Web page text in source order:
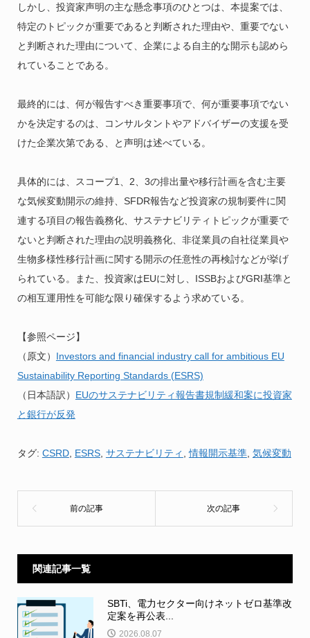
しかし、投資家声明の主な懸念事項のひとつは、本提案では、
特定のトピックが重要であると判断された理由や、重要でない
と判断された理由について、企業による自主的な開示も認めら
れていることである。
最終的には、何が報告すべき重要事項で、何が重要事項でない
かを決定するのは、コンサルタントやアドバイザーの支援を受
けた企業次第である、と声明は述べている。
具体的には、スコープ1、2、3の排出量や移行計画を含む主要
な気候変動開示の維持、SFDR報告など投資家の規制要件に関
連する項目の報告義務化、サステナビリティトピックが重要で
ないと判断された理由の説明義務化、非従業員の自社従業員や
生物多様性移行計画に関する開示の任意性の再検討などが挙げ
られている。また、投資家はEUに対し、ISSBおよびGRI基準と
の相互運用性を可能な限り確保するよう求めている。
【参照ページ】
（原文） Investors and financial industry call for ambitious EU
Sustainability Reporting Standards (ESRS)
（日本語訳） EUのサステナビリティ報告書規制緩和案に投資家
と銀行が反発
タグ: CSRD, ESRS, サステナビリティ ,情報開示基準, 気候変動
関連記事一覧
SBTi、電力セクター向けネットゼロ基準改
定案を再公表...
2026.08.07